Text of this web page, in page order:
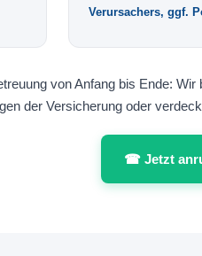
Verursachers, ggf.
von Anfang bis Ende:
der Versicherung oder
☎ Jetzt